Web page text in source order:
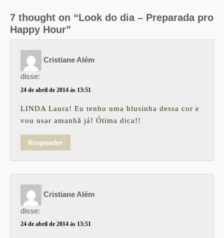
7 thought on “Look do dia – Preparada pro
Happy Hour”
Cristiane Além
disse:
24 de abril de 2014 às 13:51
LINDA Laura! Eu tenho uma blusinha dessa cor e
vou usar amanhã já! Ótima dica!!
Responder
Cristiane Além
disse:
24 de abril de 2014 às 13:51